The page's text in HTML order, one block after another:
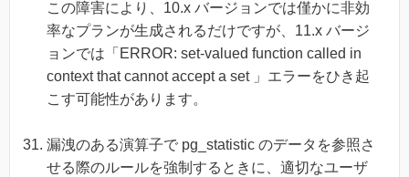
この障害により、10.x バージョンでは僅かに非効
率なプランが生成されるだけですが、11.x バージ
ョンでは「ERROR: set-valued function called in
context that cannot accept a set 」エラーをひき起
こす可能性があります。
漏洩のある演算子で pg_statistic のデータを参照さ
せる際のルールを強制するときに、適切なユーザ